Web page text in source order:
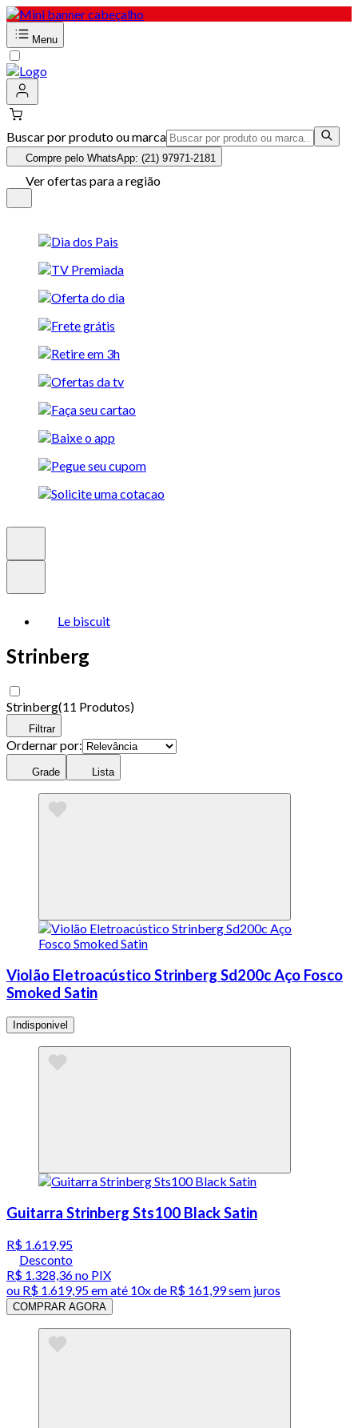
Menu
Buscar por produto ou marca
Compre pelo WhatsApp: (21) 97971-2181
Ver ofertas para a região
Le biscuit
Strinberg
Strinberg(11 Produtos)
Filtrar
Ordernar por:
Grade Lista
Violão Eletroacústico Strinberg Sd200c Aço Fosco
Smoked Satin
Indisponivel
Guitarra Strinberg Sts100 Black Satin
R$ 1.619,95
Desconto
R$ 1.328,36no PIX
ou R$ 1.619,95em até 10x de R$ 161,99 sem juros
COMPRAR AGORA